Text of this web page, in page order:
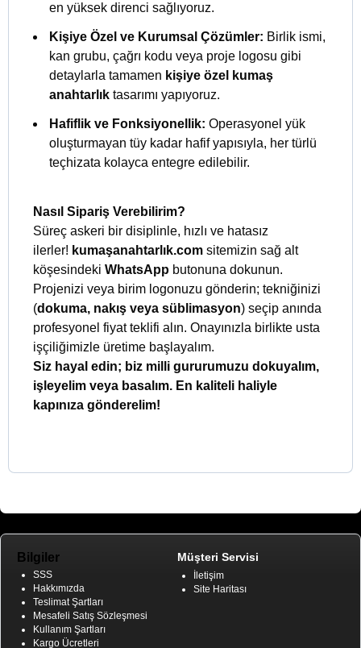
en yüksek direnci sağlıyoruz.
Kişiye Özel ve Kurumsal Çözümler: Birlik ismi,
kan grubu, çağrı kodu veya proje logosu gibi
detaylarla tamamen kişiye özel kumaş
anahtarlık tasarımı yapıyoruz.
Hafiflik ve Fonksiyonellik: Operasyonel yük
oluşturmayan tüy kadar hafif yapısıyla, her türlü
teçhizata kolayca entegre edilebilir.
Nasıl Sipariş Verebilirim?
Süreç askeri bir disiplinle, hızlı ve hatasız
ilerler! kumaşanahtarlık.com sitemizin sağ alt
köşesindeki WhatsApp butonuna dokunun.
Projenizi veya birim logonuzu gönderin; tekniğinizi
(dokuma, nakış veya süblimasyon) seçip anında
profesyonel fiyat teklifi alın. Onayınızla birlikte usta
işçiliğimizle üretime başlayalım.
Siz hayal edin; biz milli gururumuzu dokuyalım,
işleyelim veya basalım. En kaliteli haliyle
kapınıza gönderelim!
Bilgiler
SSS
Hakkımızda
Teslimat Şartları
Mesafeli Satış Sözleşmesi
Kullanım Şartları
Kargo Ücretleri
Müşteri Servisi
İletişim
Site Haritası